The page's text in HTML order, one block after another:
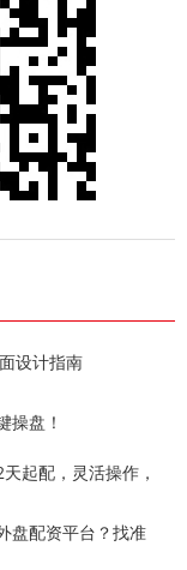
设计指南
操盘！
起配，灵活操作，
盘配资平台？找准